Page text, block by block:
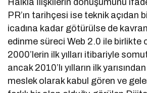
PR’ın tarihçesi ise teknik açıdan
icadına kadar götürülse de
edinme süreci Web 2.0 ile birlikte
2000’lerin ilk yılları itibariyle somut
ancak 2010’lı yılların ilk
meslek olarak kabul gören ve